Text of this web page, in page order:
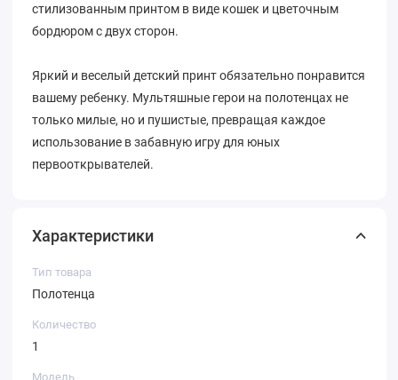
стилизованным принтом в виде кошек и цветочным
бордюром с двух сторон.
Яркий и веселый детский принт обязательно понравится
вашему ребенку. Мультяшные герои на полотенцах не
только милые, но и пушистые, превращая каждое
использование в забавную игру для юных
первооткрывателей.
Характеристики
Тип товара
Полотенца
Количество
1
Модель